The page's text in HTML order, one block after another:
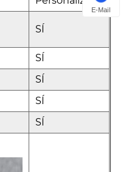
SÍ
SÍ
SÍ
SÍ
SÍ
E-Mail